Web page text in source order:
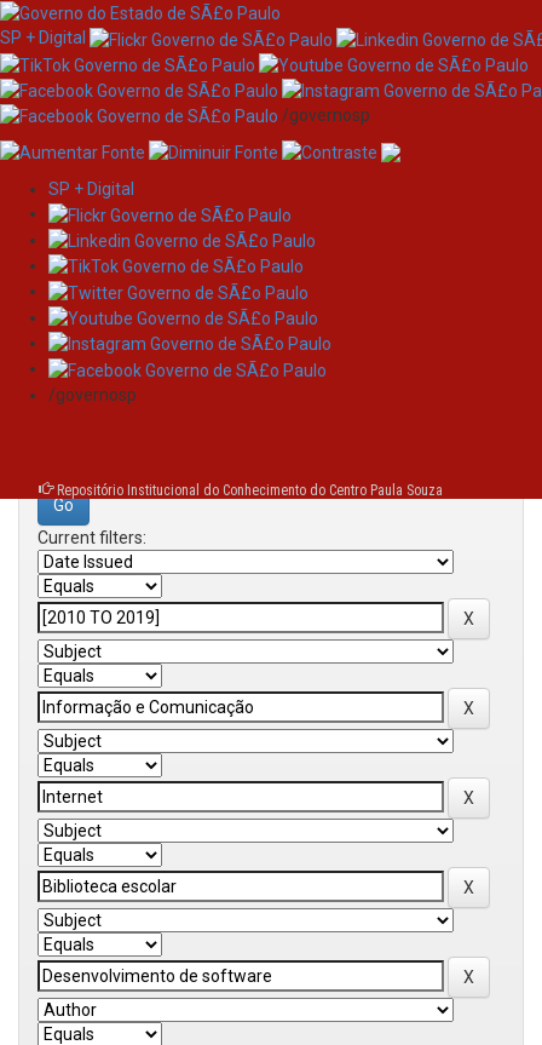
Skip
navigation
SP + Digital
/governosp
SP + Digital
/governosp
Repositório Institucional do Conhecimento do Centro Paula Souza
Search
Search:
Current filters: